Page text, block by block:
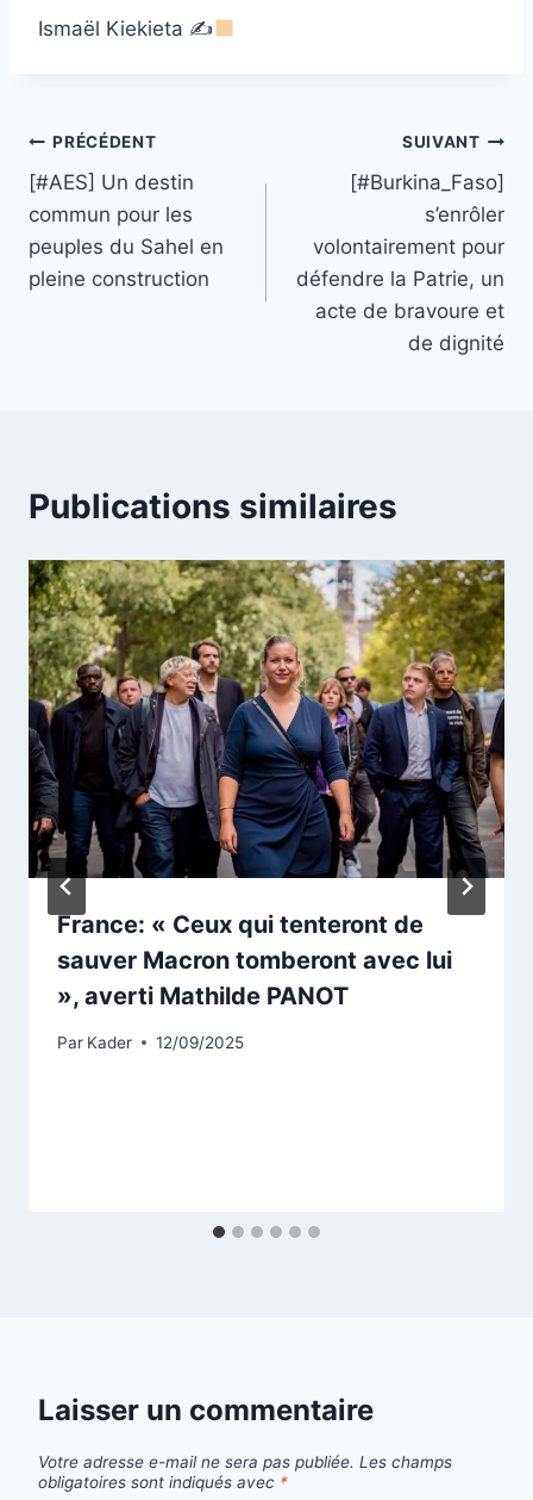
Ismaël Kiekieta ✍
Navigation
de
l’article
PRÉCÉDENT
[#AES] Un destin
commun pour les
peuples du Sahel en
pleine construction
SUIVANT
[#Burkina_Faso]
s’enrôler
volontairement pour
défendre la Patrie, un
acte de bravoure et
de dignité
Publications similaires
France: « Ceux qui tenteront de
sauver Macron tomberont avec lui
», averti Mathilde PANOT
Par Kader 12/09/2025
Laisser un commentaire
Votre adresse e-mail ne sera pas publiée. Les champs
obligatoires sont indiqués avec *